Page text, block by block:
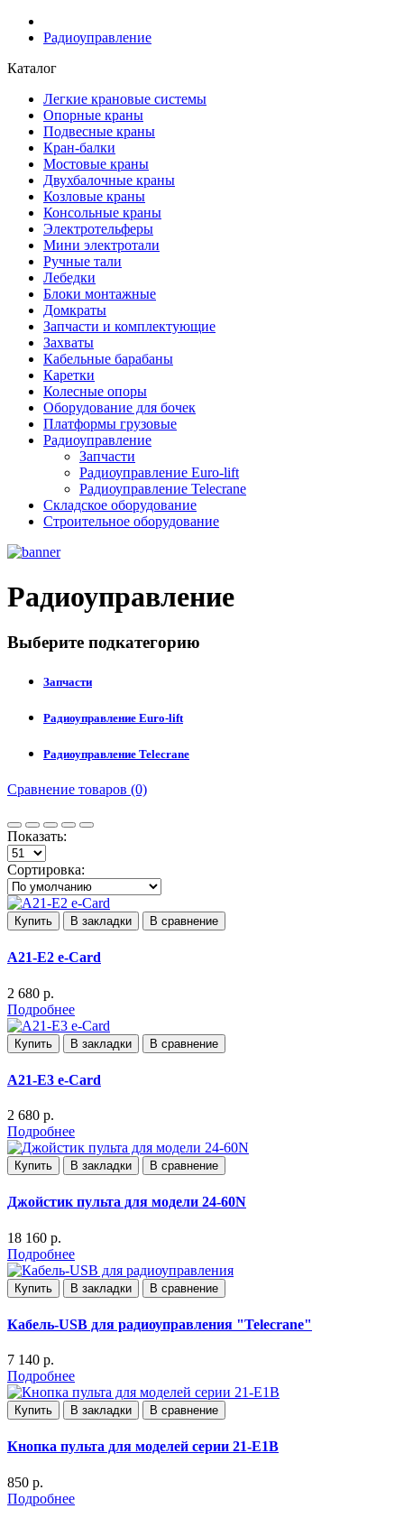
Радиоуправление
Каталог
Легкие крановые системы
Опорные краны
Подвесные краны
Кран-балки
Мостовые краны
Двухбалочные краны
Козловые краны
Консольные краны
Электротельферы
Мини электротали
Ручные тали
Лебедки
Блоки монтажные
Домкраты
Запчасти и комплектующие
Захваты
Кабельные барабаны
Каретки
Колесные опоры
Оборудование для бочек
Платформы грузовые
Радиоуправление
Запчасти
Радиоуправление Euro-lift
Радиоуправление Telecrane
Складское оборудование
Строительное оборудование
Радиоуправление
Выберите подкатегорию
Запчасти
Радиоуправление Euro-lift
Радиоуправление Telecrane
Сравнение товаров (0)
Показать:
Сортировка:
Купить В закладки В сравнение
A21-E2 e-Card
2 680 р.
Подробнее
Купить В закладки В сравнение
A21-E3 e-Card
2 680 р.
Подробнее
Купить В закладки В сравнение
Джойстик пульта для модели 24-60N
18 160 р.
Подробнее
Купить В закладки В сравнение
Кабель-USB для радиоуправления "Teleсrane"
7 140 р.
Подробнее
Купить В закладки В сравнение
Кнопка пульта для моделей серии 21-Е1В
850 р.
Подробнее